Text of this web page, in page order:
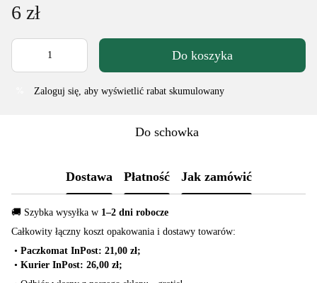
6 zł
Do koszyka
Zaloguj się , aby wyświetlić rabat skumulowany
Do schowka
Dostawa Płatność Jak zamówić
🚚 Szybka wysyłka w 1–2 dni robocze
Całkowity łączny koszt opakowania i dostawy towarów:
• Paczkomat InPost: 21,00 zł;
• Kurier InPost: 26,00 zł;